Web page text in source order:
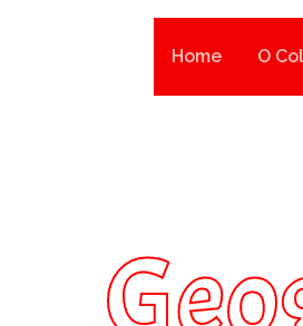
Home O